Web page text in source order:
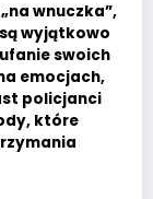
wnuczka”,
wyjątkowo
swoich
emocjach,
policjanci
które